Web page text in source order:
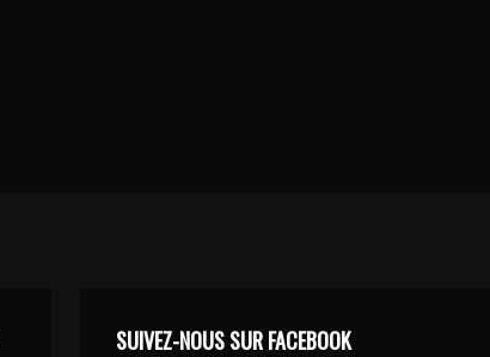
SUIVEZ-NOUS SUR FACEBOOK